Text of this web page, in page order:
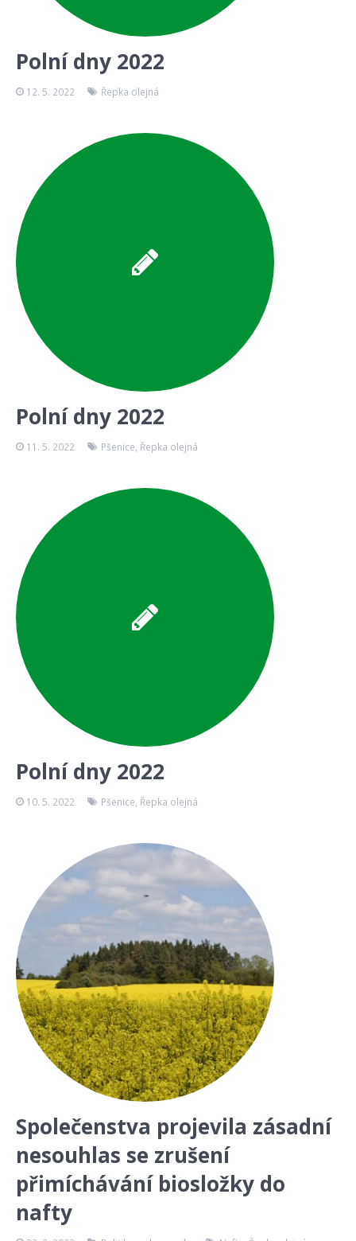
Polní dny 2022
12. 5. 2022 Řepka olejná
Polní dny 2022
11. 5. 2022 Pšenice Řepka olejná
Polní dny 2022
10. 5. 2022 Pšenice Řepka olejná
Společenstva projevila zásadní
nesouhlas se zrušení
přimíchávání biosložky do
nafty